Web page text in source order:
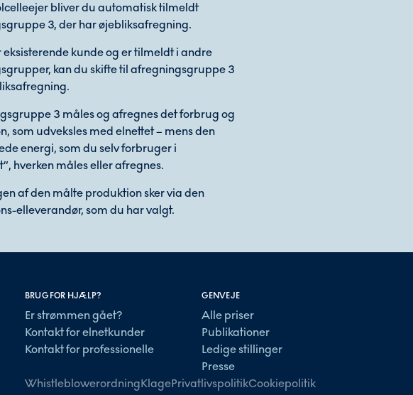
bliver du automatisk tilmeldt
3, der har øjebliksafregning.
eksisterende kunde og er tilmeldt i andre
kan du skifte til afregningsgruppe 3
3 måles og afregnes det forbrug og
som udveksles med elnettet – mens den
energi, som du selv forbruger i
hverken måles eller afregnes.
af den målte produktion sker via den
elleverandør, som du har valgt.
BRUG FOR HJÆLP?
Er strømmen gået?
Kontakt for elnetkunder
Kontakt for professionelle
GENVEJE
Alle priser
Publikationer
Ledige stillinger
Presse
WhistleblowerordningKlagePrivatlivspolitikCookiepolitik